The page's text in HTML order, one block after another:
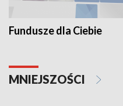
Fundusze dla Ciebie
MNIEJSZOŚCI